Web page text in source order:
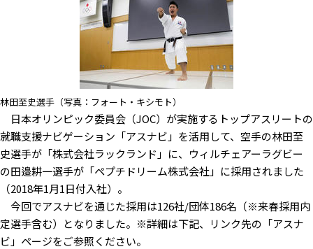
林田至史選手（写真：フォート・キシモト）
日本オリンピック委員会（JOC）が実施するトップアスリートの
就職支援ナビゲーション「アスナビ」を活用して、空手の林田至
史選手が「株式会社ラックランド」に、ウィルチェアーラグビー
の田邉耕一選手が「ペプチドリーム株式会社」に採用されました
（2018年1月1日付入社）。
今回でアスナビを通じた採用は126社/団体186名（※来春採用内
定選手含む）となりました。※詳細は下記、リンク先の「アスナ
ビ」ページをご参照ください。